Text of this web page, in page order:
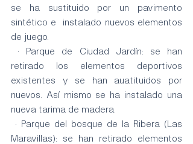
se ha sustituido por un pavimento
sintético e  instalado nuevos elementos
de juego.
retirado los elementos deportivos
existentes y se han auatituidos por
nuevos. Así mismo se ha instalado una
nueva tarima de madera.
Maravillas): se han retirado elementos